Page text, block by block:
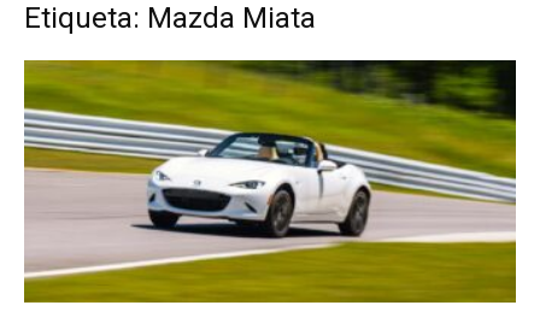
Etiqueta: Mazda Miata